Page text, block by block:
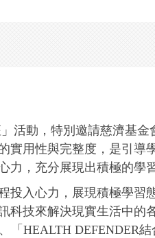
活動，特別邀請慈濟基
用性與完整度，是引導
，充分展現出積極的學
入心力，展現積極學習
技來解決現實生活中的
HEALTH DEFENDER